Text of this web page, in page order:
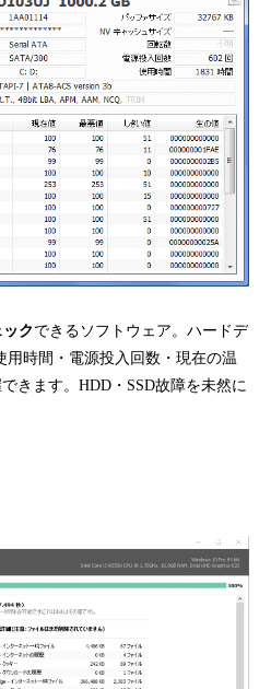
ク できるソフトウェア。ハードデ
用時間・電源投入回数・現在の温
きます。HDD・SSD故障を未然に